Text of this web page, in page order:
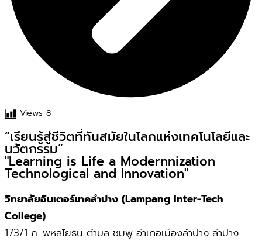
Views:8
“เรียนรู้สู่ชีวิตที่ทันสมัยในโลกแห่งเทคโนโลยีและ
นวัตกรรม”
"Learning is Life a Modernnization
Technological and Innovation"
วิทยาลัยอินเตอร์เทคลำปาง (Lampang Inter-Tech
College)
173/1 ถ. พหลโยธิน ตำบล ชมพู อำเภอเมืองลำปาง ลำปาง